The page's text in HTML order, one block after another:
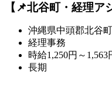
【📌北谷町・経理ア
沖縄県中頭郡北谷
経理事務
時給1,250円～1,563
長期